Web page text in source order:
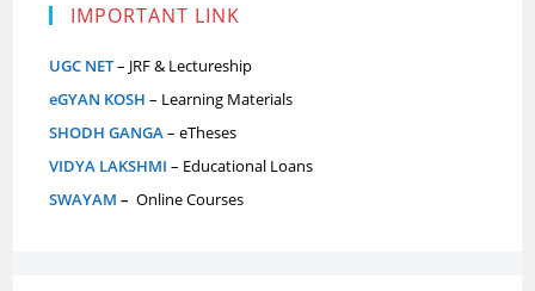
IMPORTANT LINK
UGC NET– JRF & Lectureship
eGYAN KOSH – Learning Materials
SHODH GANGA– eTheses
VIDYA LAKSHMI – Educational Loans
SWAYAM – Online Courses